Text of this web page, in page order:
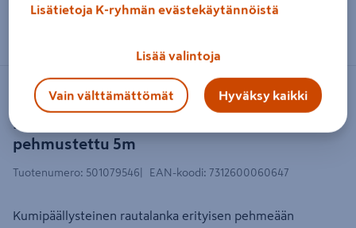
Zoomaa kuvaa sormilla kosketusnäytöllä
Rautalanka Nelson Garden
pehmustettu 5m
NELSON GARDEN
Tuotenumero: 501079546 EAN-koodi: 7312600060647
Kumipäällysteinen rautalanka erityisen pehmeään
Lisätietoja K-ryhmän evästekäytännöistä
Lisää valintoja
Vain välttämättömät Hyväksy kaikki